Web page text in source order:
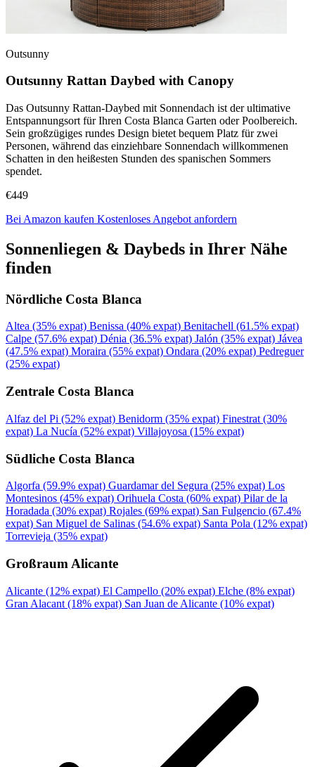
Outsunny
Outsunny Rattan Daybed with Canopy
Das Outsunny Rattan-Daybed mit Sonnendach ist der ultimative
Entspannungsort für Ihren Costa Blanca Garten oder Poolbereich.
Sein großzügiges rundes Design bietet bequem Platz für zwei
Personen, während das einziehbare Sonnendach willkommenen
Schatten in den heißesten Stunden des spanischen Sommers
spendet.
€449
Bei Amazon kaufen Kostenloses Angebot anfordern
Sonnenliegen & Daybeds in Ihrer Nähe
finden
Nördliche Costa Blanca
Altea (35% expat) Benissa (40% expat) Benitachell (61.5% expat)
Calpe (57.6% expat) Dénia (36.5% expat) Jalón (35% expat) Jávea
(47.5% expat) Moraira (55% expat) Ondara (20% expat) Pedreguer
(25% expat)
Zentrale Costa Blanca
Alfaz del Pi (52% expat) Benidorm (35% expat) Finestrat (30%
expat) La Nucía (52% expat) Villajoyosa (15% expat)
Südliche Costa Blanca
Algorfa (59.9% expat) Guardamar del Segura (25% expat) Los
Montesinos (45% expat) Orihuela Costa (60% expat) Pilar de la
Horadada (30% expat) Rojales (69% expat) San Fulgencio (67.4%
expat) San Miguel de Salinas (54.6% expat) Santa Pola (12% expat)
Torrevieja (35% expat)
Großraum Alicante
Alicante (12% expat) El Campello (20% expat) Elche (8% expat)
Gran Alacant (18% expat) San Juan de Alicante (10% expat)